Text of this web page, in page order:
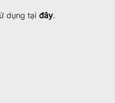
dụng tạiđây.